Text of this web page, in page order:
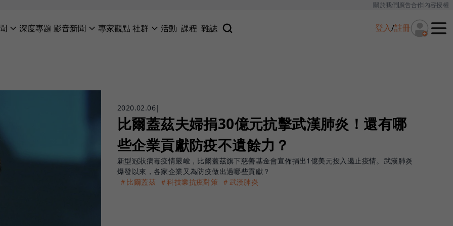
關於我們廣告合作內容授權
深度專題 影音新聞 專家觀點社群 活動 課程 雜誌 登入/註冊
2020.02.06|
比爾蓋茲夫婦捐30億元抗擊武漢肺炎！還有哪
些企業貢獻防疫不遺餘力？
新型冠狀病毒疫情嚴峻，比爾蓋茲旗下慈善基金會宣佈捐出1億美元投入遏止疫情。武漢肺炎
爆發以來，各家企業又為防疫做出過哪些貢獻？
＃比爾蓋茲 ＃科技業抗疫對策 ＃武漢肺炎